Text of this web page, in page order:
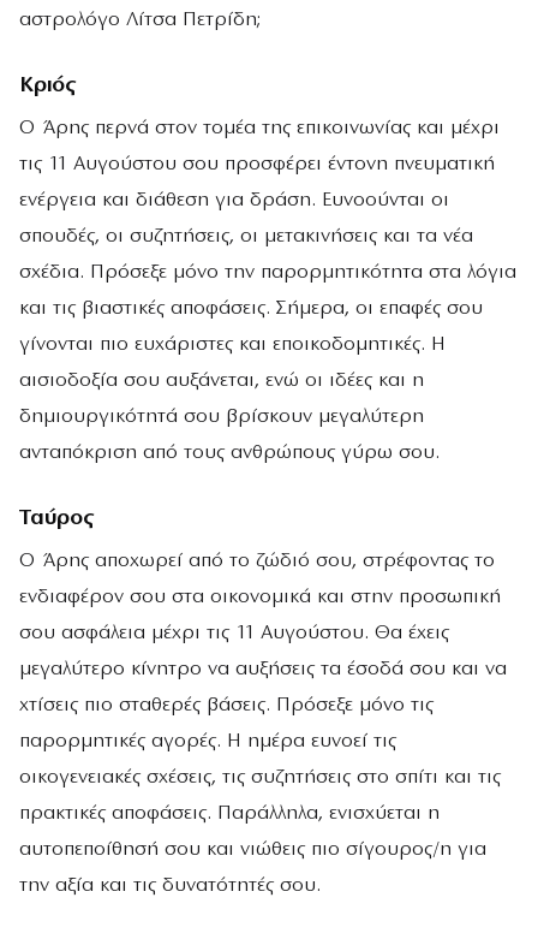
αστρολόγο Λίτσα Πετρίδη;
Κριός
Ο Άρης περνά στον τομέα της επικοινωνίας και μέχρι
τις 11 Αυγούστου σου προσφέρει έντονη πνευματική
ενέργεια και διάθεση για δράση. Ευνοούνται οι
σπουδές, οι συζητήσεις, οι μετακινήσεις και τα νέα
σχέδια. Πρόσεξε μόνο την παρορμητικότητα στα λόγια
και τις βιαστικές αποφάσεις. Σήμερα, οι επαφές σου
γίνονται πιο ευχάριστες και εποικοδομητικές. Η
αισιοδοξία σου αυξάνεται, ενώ οι ιδέες και η
δημιουργικότητά σου βρίσκουν μεγαλύτερη
ανταπόκριση από τους ανθρώπους γύρω σου.
Ταύρος
Ο Άρης αποχωρεί από το ζώδιό σου, στρέφοντας το
ενδιαφέρον σου στα οικονομικά και στην προσωπική
σου ασφάλεια μέχρι τις 11 Αυγούστου. Θα έχεις
μεγαλύτερο κίνητρο να αυξήσεις τα έσοδά σου και να
χτίσεις πιο σταθερές βάσεις. Πρόσεξε μόνο τις
παρορμητικές αγορές. Η ημέρα ευνοεί τις
οικογενειακές σχέσεις, τις συζητήσεις στο σπίτι και τις
πρακτικές αποφάσεις. Παράλληλα, ενισχύεται η
αυτοπεποίθησή σου και νιώθεις πιο σίγουρος/η για
την αξία και τις δυνατότητές σου.